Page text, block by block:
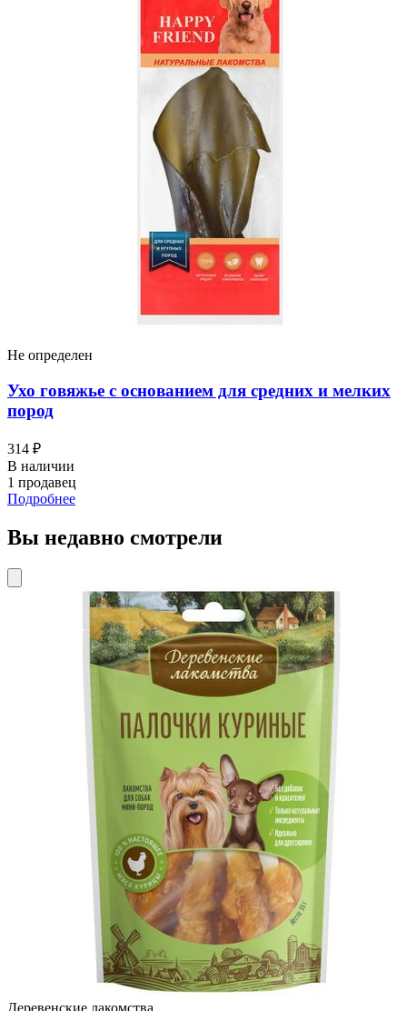
Не определен
Ухо говяжье с основанием для средних и мелких
пород
314 ₽
В наличии
1 продавец
Подробнее
Вы недавно смотрели
Деревенские лакомства